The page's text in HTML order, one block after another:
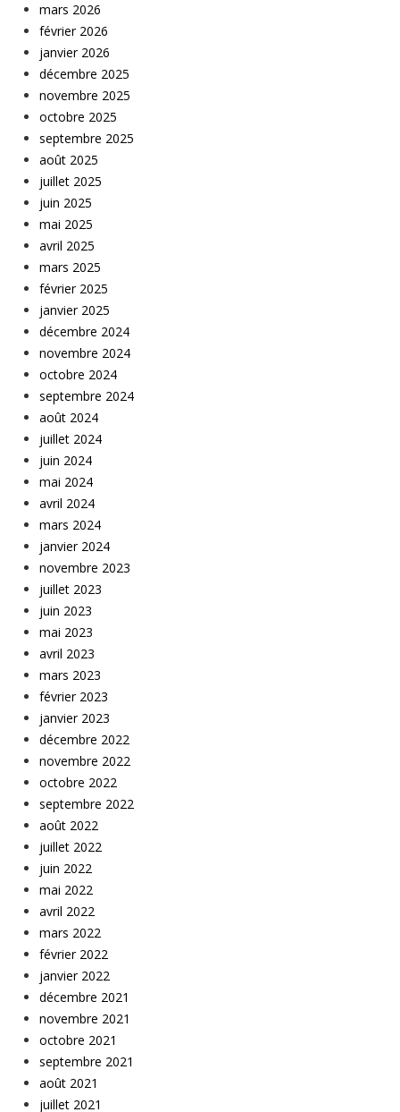
mars 2026
février 2026
janvier 2026
décembre 2025
novembre 2025
octobre 2025
septembre 2025
août 2025
juillet 2025
juin 2025
mai 2025
avril 2025
mars 2025
février 2025
janvier 2025
décembre 2024
novembre 2024
octobre 2024
septembre 2024
août 2024
juillet 2024
juin 2024
mai 2024
avril 2024
mars 2024
janvier 2024
novembre 2023
juillet 2023
juin 2023
mai 2023
avril 2023
mars 2023
février 2023
janvier 2023
décembre 2022
novembre 2022
octobre 2022
septembre 2022
août 2022
juillet 2022
juin 2022
mai 2022
avril 2022
mars 2022
février 2022
janvier 2022
décembre 2021
novembre 2021
octobre 2021
septembre 2021
août 2021
juillet 2021